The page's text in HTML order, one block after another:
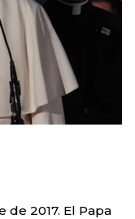
de 2017. El Papa